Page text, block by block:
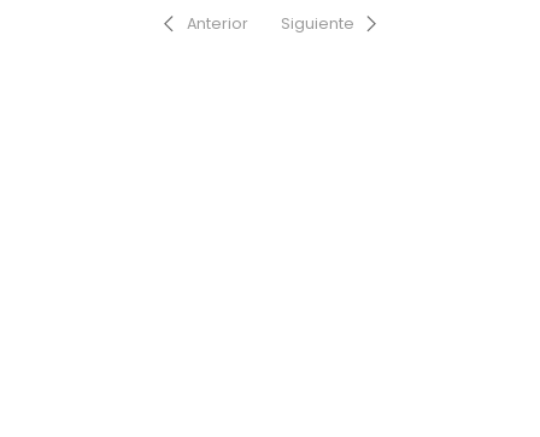
Anterior
Siguiente